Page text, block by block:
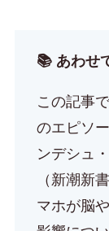
📚 あわせ
この記事
のエピソ
ンデシュ
（新潮新
マホが脳